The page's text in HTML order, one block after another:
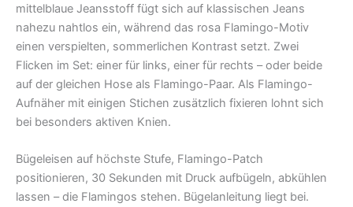
mittelblaue Jeansstoff fügt sich auf klassischen Jeans
nahezu nahtlos ein, während das rosa Flamingo-Motiv
einen verspielten, sommerlichen Kontrast setzt. Zwei
Flicken im Set: einer für links, einer für rechts – oder beide
auf der gleichen Hose als Flamingo-Paar. Als Flamingo-
Aufnäher mit einigen Stichen zusätzlich fixieren lohnt sich
bei besonders aktiven Knien.
Bügeleisen auf höchste Stufe, Flamingo-Patch
positionieren, 30 Sekunden mit Druck aufbügeln, abkühlen
lassen – die Flamingos stehen. Bügelanleitung liegt bei.